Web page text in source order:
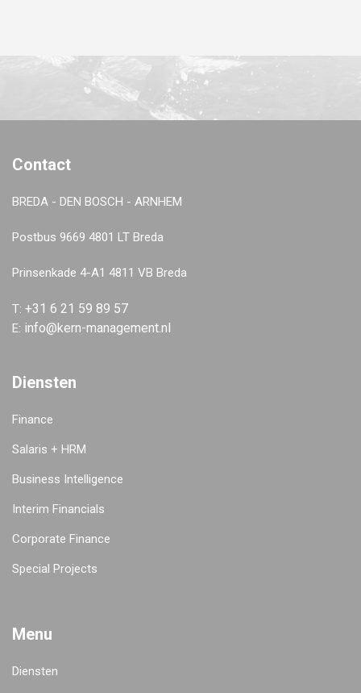
Contact
BREDA - DEN BOSCH - ARNHEM
Postbus 9669 4801 LT Breda
Prinsenkade 4-A1 4811 VB Breda
T: +31 6 21 59 89 57
E: info@kern-management.nl
Diensten
Finance
Salaris + HRM
Business Intelligence
Interim Financials
Corporate Finance
Special Projects
Menu
Diensten